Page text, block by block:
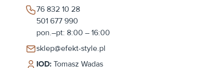
76 832 10 28
501 677 990
pon.–pt: 8:00 – 16:00
sklep@efekt-style.pl
IOD: Tomasz Wadas